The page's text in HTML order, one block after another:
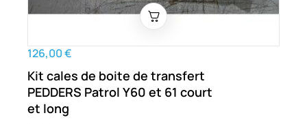
126,00 €
Kit cales de boite de transfert
PEDDERS Patrol Y60 et 61 court
et long